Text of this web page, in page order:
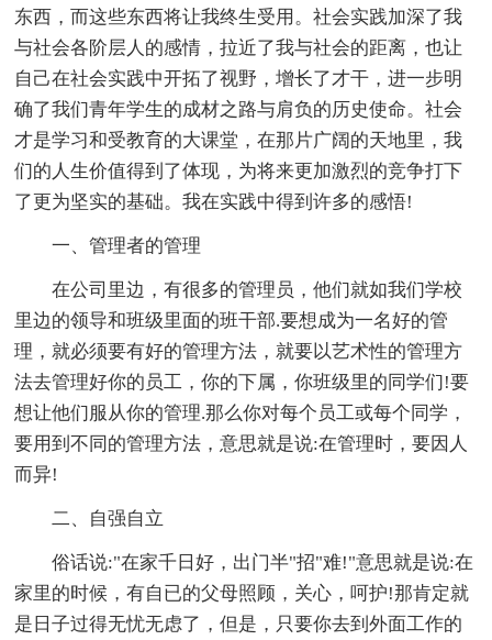
东西，而这些东西将让我终生受用。社会实践加深了我
与社会各阶层人的感情，拉近了我与社会的距离，也让
自己在社会实践中开拓了视野，增长了才干，进一步明
确了我们青年学生的成材之路与肩负的历史使命。社会
才是学习和受教育的大课堂，在那片广阔的天地里，我
们的人生价值得到了体现，为将来更加激烈的竞争打下
了更为坚实的基础。我在实践中得到许多的感悟!
一、管理者的管理
在公司里边，有很多的管理员，他们就如我们学校
里边的领导和班级里面的班干部.要想成为一名好的管
理，就必须要有好的管理方法，就要以艺术性的管理方
法去管理好你的员工，你的下属，你班级里的同学们!要
想让他们服从你的管理.那么你对每个员工或每个同学，
要用到不同的管理方法，意思就是说:在管理时，要因人
而异!
二、自强自立
俗话说:"在家千日好，出门半"招"难!"意思就是说:在
家里的时候，有自已的父母照顾，关心，呵护!那肯定就
是日子过得无忧无虑了，但是，只要你去到外面工作的